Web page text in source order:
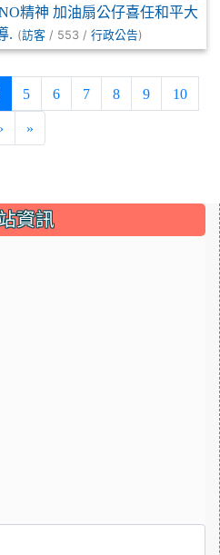
精神 加油扇公仔喜任和平大
.
(訪客 / 553 / 行政公告)
(current)
5 6 7 8 9 10
› »
資訊